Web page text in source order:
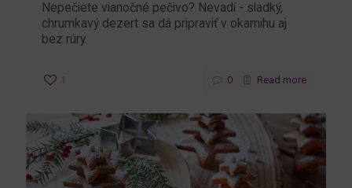
Nepečiete vianočné pečivo? Nevadí - sladký,
chrumkavý dezert sa dá pripraviť v okamihu aj
bez rúry.
1 0 Read more